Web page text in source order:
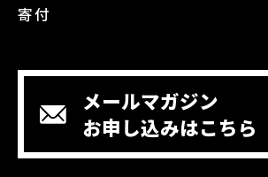
寄付
メールマガジン
お申し込みはこちら